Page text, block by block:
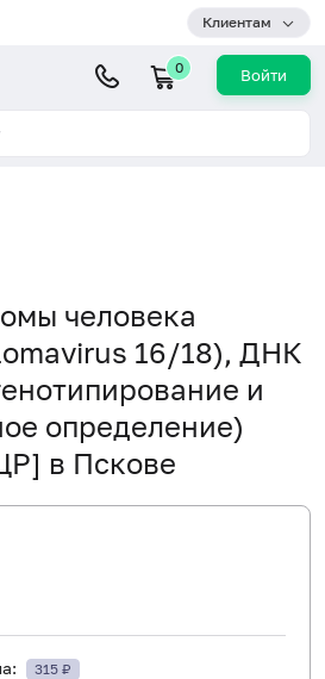
Клиентам
0 Войти
человека
16/18), ДНК
и
определение)
в Пскове
315 ₽